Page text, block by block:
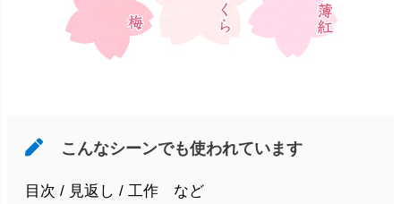
こんなシーンでも使われています
目次 / 見返し / 工作 など